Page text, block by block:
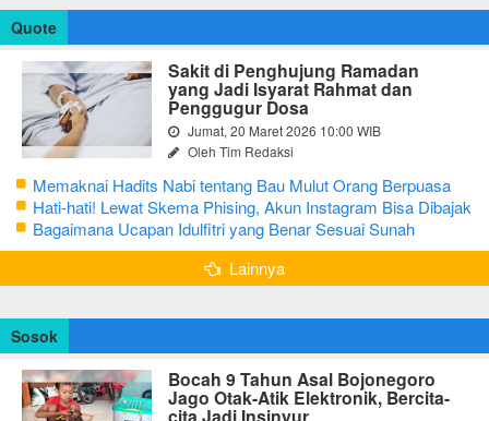
Quote
Sakit di Penghujung Ramadan
yang Jadi Isyarat Rahmat dan
Penggugur Dosa
Jumat, 20 Maret 2026 10:00 WIB
Oleh Tim Redaksi
Memaknai Hadits Nabi tentang Bau Mulut Orang Berpuasa
Secara Bijak Agar Tidak Menggangu
Hati-hati! Lewat Skema Phising, Akun Instagram Bisa Dibajak
Kurang dari 3 Menit
Bagaimana Ucapan Idulfitri yang Benar Sesuai Sunah
Rasulullah
Lainnya
Sosok
Bocah 9 Tahun Asal Bojonegoro
Jago Otak-Atik Elektronik, Bercita-